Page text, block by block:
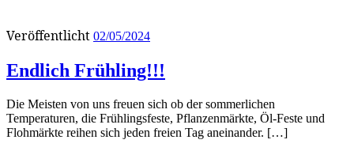
Veröffentlicht 02/05/2024
Endlich Frühling!!!
Die Meisten von uns freuen sich ob der sommerlichen
Temperaturen, die Frühlingsfeste, Pflanzenmärkte, Öl-Feste und
Flohmärkte reihen sich jeden freien Tag aneinander. […]